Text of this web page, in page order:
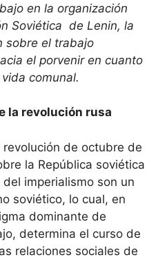
en la organización
Soviética de Lenin, la
sobre el trabajo
el porvenir en cuanto
comunal.
la revolución rusa
de octubre de
la República soviética
imperialismo son un
soviético, lo cual, en
dominante de
determina el curso de
relaciones sociales de